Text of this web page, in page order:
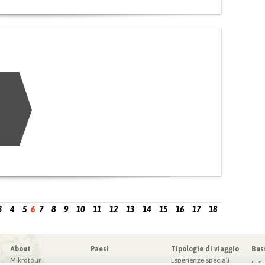
4 5 6 7 8 9 10 11 12 13 14 15 16 17 18
About
Mikrotour
Paesi
Tipologie di viaggio
Esperienze speciali